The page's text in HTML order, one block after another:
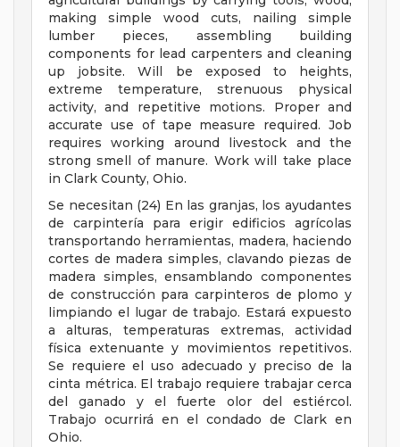
making simple wood cuts, nailing simple
lumber pieces, assembling building
components for lead carpenters and cleaning
up jobsite. Will be exposed to heights,
extreme temperature, strenuous physical
activity, and repetitive motions. Proper and
accurate use of tape measure required. Job
requires working around livestock and the
strong smell of manure. Work will take place
in Clark County, Ohio.
Se necesitan (24) En las granjas, los ayudantes
de carpintería para erigir edificios agrícolas
transportando herramientas, madera, haciendo
cortes de madera simples, clavando piezas de
madera simples, ensamblando componentes
de construcción para carpinteros de plomo y
limpiando el lugar de trabajo. Estará expuesto
a alturas, temperaturas extremas, actividad
física extenuante y movimientos repetitivos.
Se requiere el uso adecuado y preciso de la
cinta métrica. El trabajo requiere trabajar cerca
del ganado y el fuerte olor del estiércol.
Trabajo ocurrirá en el condado de Clark en
Ohio.